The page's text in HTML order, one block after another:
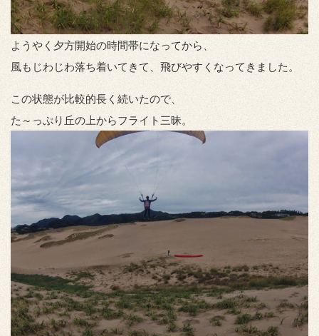
ようやく夕方開始の時間帯になってから、
風もじわじわ落ち着いてきて、飛びやすくなってきました。
この状態が比較的長く続いたので、
た～っぷり丘の上からフライト三昧。